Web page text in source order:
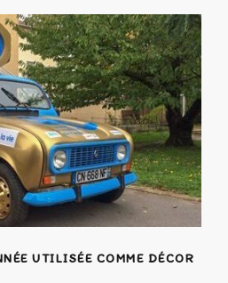
UTILISÉE COMME DÉCOR